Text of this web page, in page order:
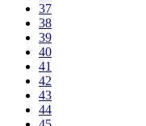
37
38
39
40
41
42
43
44